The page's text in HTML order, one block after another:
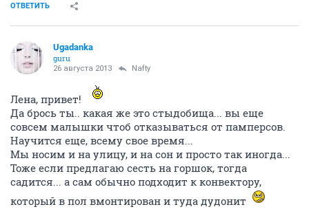
ОТВЕТИТЬ
Ugadanka
guru
26 августа 2013 Nafty
Лена, привет!
Да брось ты.. какая же это стыдобища... вы еще
совсем малышки чтоб отказываться от памперсов.
Научится еще, всему свое время...
Мы носим и на улицу, и на сон и просто так иногда...
Тоже если предлагаю сесть на горшок, тогда
садится... а сам обычно подходит к конвектору,
который в пол вмонтирован и туда дудонит